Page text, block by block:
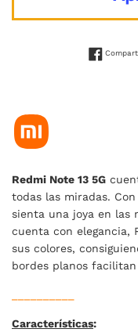
Redmi Note 13 5G
todas las miradas.
sienta una joya en las
cuenta con elegancia,
sus colores,
bordes planos
Características: